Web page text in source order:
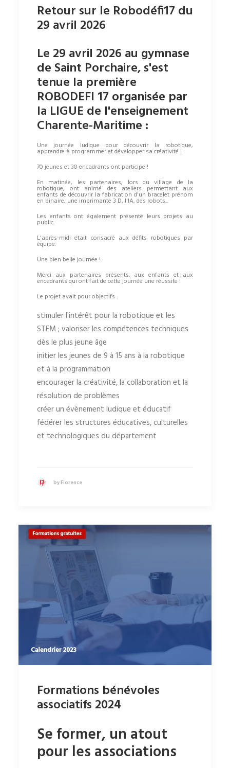
Retour sur le Robodéfi17 du
29 avril 2026
Le 29 avril 2026 au gymnase
de Saint Porchaire, s'est
tenue la première
ROBODEFI 17 organisée par
la LIGUE de l'enseignement
Charente-Maritime :
Une journée ludique pour découvrir la robotique,
apprendre à programmer et développer sa créativité !
70 jeunes et 30 encadrants ont participé !
En matinée, les partenaires, lors du village de la
robotique, ont animé des ateliers permettant aux
enfants de découvrir la fabrication d'un bracelet prénom
en binaire, une imprimante 3 D, l'IA, des robots...
Les enfants ont également présenté leurs projets au
public.
L'après-midi était consacré aux défits robotiques par
équipe.
Une bien belle journée !
Merci aux partenaires présents, aux enfants et aux
encadrants qui ont fait de cette journée une réussite !
Le projet avait pour objectifs :
stimuler l'intérêt pour la robotique et les
STEM ; valoriser les compétences techniques
dès le plus jeune âge
initier les jeunes de 9 à 15 ans à la robotique
et à la programmation
encourager la créativité, la collaboration et la
résolution de problèmes
créer un évènement ludique et éducatif
fédérer les structures éducatives, culturelles
et technologiques du département
by Florence
Formations bénévoles
associatifs 2024
Se former, un atout
pour les associations